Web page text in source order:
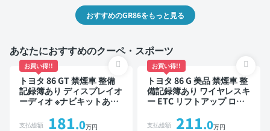
おすすめのGR86をもっと見る
あなたにおすすめのクーペ・スポーツ
お買い得!!
トヨタ 86 GT 禁煙車 整備
記録簿あり ディスプレイオ
ーディオ ※ナビキットあり
トキー ETC バックモニタ
支払総額 181.0万円
お買い得!!
トヨタ 86 G 美品 禁煙車 整
備記録簿あり ワイヤレスキ
ー ETC リフトアップ ロー
支払総額 211.0万円